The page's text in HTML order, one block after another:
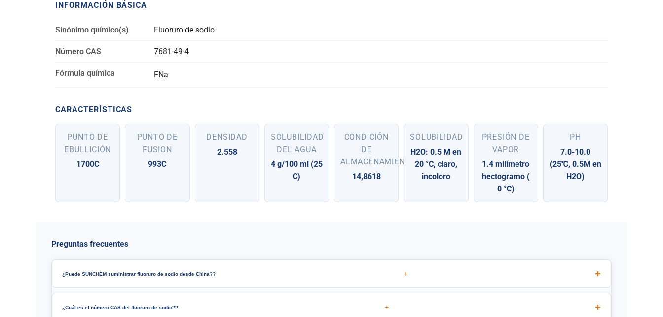
INFORMACIÓN BÁSICA
Sinónimo químico(s) Fluoruro de sodio
Número CAS 7681-49-4
Fórmula química FNa
CARACTERÍSTICAS
PUNTO DE
EBULLICIÓN
1700C
PUNTO DE
FUSION
993C
DENSIDAD
2.558
SOLUBILIDAD
DEL AGUA
4 g/100 ml (25
C)
CONDICIÓN
DE
ALMACENAMIENTO
14,8618
SOLUBILIDAD
H2O: 0.5 M en
20 °C, claro,
incoloro
PRESIÓN DE
VAPOR
1.4 milímetro
hectogramo (
0 °C)
PH
7.0-10.0
(25℃, 0.5M en
H2O)
Preguntas frecuentes
¿Puede SUNCHEM suministrar fluoruro de sodio desde China?? +
¿Cuál es el número CAS del fluoruro de sodio?? +